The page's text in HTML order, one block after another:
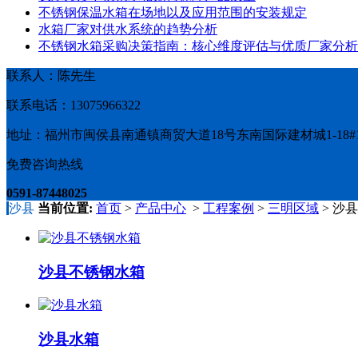
不锈钢保温水箱在场地以及应用范围的安装规定
水箱厂家对供水系统的趋势分析
不锈钢水箱采购决策指南：核心维度评估与优质厂家分析
联系人：陈先生
联系电话：13075966322
地址：福州市闽侯县南通镇商贸大道18号东南国际建材城1-
免费咨询热线
0591-87448025
沙县 当前位置: 首页 > 产品中心 > 工程案例 > 三明区域 > 沙县
沙县不锈钢水箱
沙县水箱